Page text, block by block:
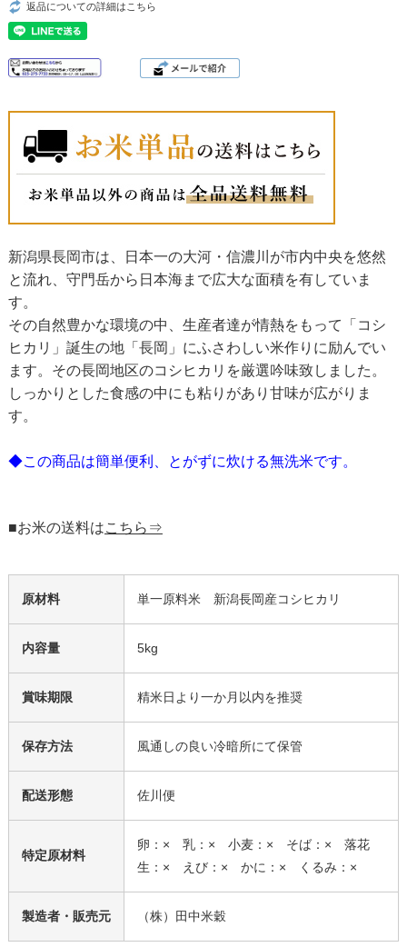
返品についての詳細はこちら
新潟県長岡市は、日本一の大河・信濃川が市内中央を悠然
と流れ、守門岳から日本海まで広大な面積を有していま
す。
その自然豊かな環境の中、生産者達が情熱をもって「コシ
ヒカリ」誕生の地「長岡」にふさわしい米作りに励んでい
ます。その長岡地区のコシヒカリを厳選吟味致しました。
しっかりとした食感の中にも粘りがあり甘味が広がりま
す。
◆この商品は簡単便利、とがずに炊ける無洗米です。
■お米の送料はこちら⇒
原材料 単一原料米 新潟長岡産コシヒカリ
内容量 5kg
賞味期限 精米日より一か月以内を推奨
保存方法 風通しの良い冷暗所にて保管
配送形態 佐川便
特定原材料
卵：× 乳：× 小麦：× そば：× 落花
生：× えび：× かに：× くるみ：×
製造者・販売元 （株）田中米穀